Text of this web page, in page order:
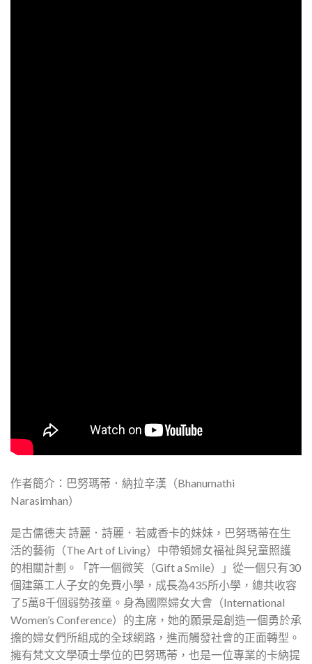
作者簡介：巴努瑪蒂．納拉辛漢（Bhanumathi
Narasimhan）
是古儒德夫 詩麗．詩麗．若威香卡的妹妹，巴努瑪蒂在生
活的藝術（The Art of Living）中帶領婦女福祉與兒童照護
的相關計劃。「許一個微笑（Gift a Smile）」從一個只有30
個建築工人子女的免費小學，成長為435所小學，總共收容
了5萬8千個弱勢孩童。身為國際婦女大會（International
Women’s Conference）的主席，她的願景是創造一個勇於承
擔的婦女們所組成的全球網路，進而觸發社會的正面轉型。
擁有梵文文學碩士學位的巴努瑪蒂，也是一位專業的卡納提